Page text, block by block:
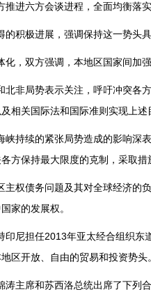
进六方会谈进程，全面均衡落
极进展，强调保持这一势头
双方强调，本地区国家间加
局势表示关注，呼吁冲突各方
相关国际法和国际准则实现上述
续的紧张局势造成的影响深表
方保持最大限度的克制，采取
债务问题及其对全球经济的负
家的发展权。
担任2013年亚太经合组织东
区开放、自由的贸易和投资势
主席和苏西洛总统出席了下列